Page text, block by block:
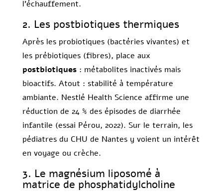
l’échauffement.
2. Les postbiotiques thermiques
Après les probiotiques (bactéries vivantes) et
les prébiotiques (fibres), place aux
postbiotiques: métabolites inactivés mais
bioactifs. Atout : stabilité à température
ambiante. Nestlé Health Science affirme une
réduction de 24 % des épisodes de diarrhée
infantile (essai Pérou, 2022). Sur le terrain, les
pédiatres du CHU de Nantes y voient un intérêt
en voyage ou crèche.
3. Le magnésium liposomé à
matrice de phosphatidylcholine